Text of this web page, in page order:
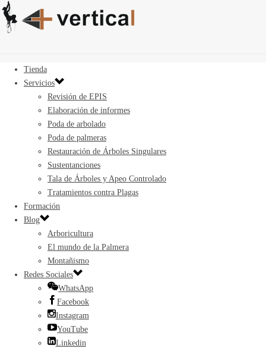
Tienda
Servicios
Revisión de EPIS
Elaboración de informes
Poda de arbolado
Poda de palmeras
Restauración de Árboles Singulares
Sustentanciones
Tala de Árboles y Apeo Controlado
Tratamientos contra Plagas
Formación
Blog
Arboricultura
El mundo de la Palmera
Montañismo
Redes Sociales
WhatsApp
Facebook
Instagram
YouTube
Linkedin